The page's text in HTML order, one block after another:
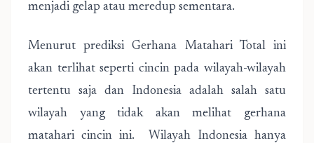
menjadi gelap atau meredup sementara.
Menurut prediksi Gerhana Matahari Total ini
akan terlihat seperti cincin pada wilayah-wilayah
tertentu saja dan Indonesia adalah salah satu
wilayah yang tidak akan melihat gerhana
matahari cincin ini. Wilayah Indonesia hanya